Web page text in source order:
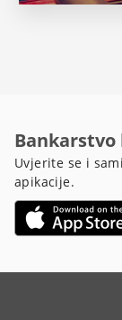
Uvjerite se i
apikacije.